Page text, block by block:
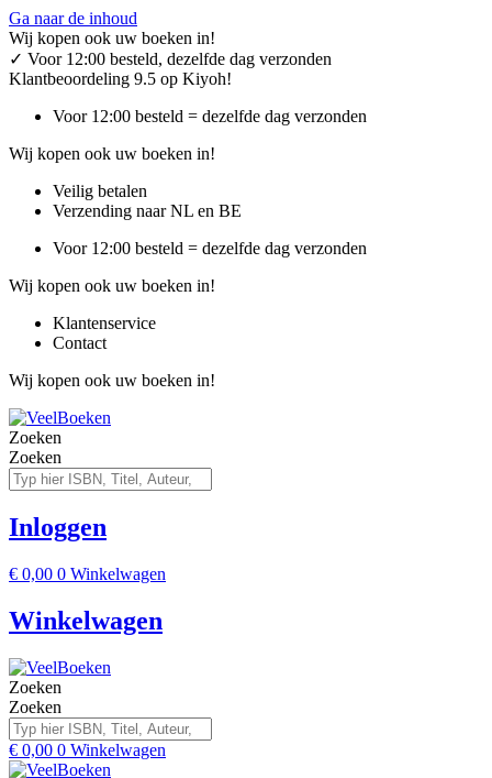
Ga naar de inhoud
Wij kopen ook uw boeken in!
✓ Voor 12:00 besteld, dezelfde dag verzonden
Klantbeoordeling 9.5 op Kiyoh!
Voor 12:00 besteld = dezelfde dag verzonden
Wij kopen ook uw boeken in!
Veilig betalen
Verzending naar NL en BE
Voor 12:00 besteld = dezelfde dag verzonden
Wij kopen ook uw boeken in!
Klantenservice
Contact
Wij kopen ook uw boeken in!
Zoeken
Zoeken
Inloggen
€ 0,00 0 Winkelwagen
Winkelwagen
Zoeken
Zoeken
€ 0,00 0 Winkelwagen